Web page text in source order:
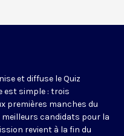
et diffuse le Quiz
est simple : trois
premières manches du
candidats pour la
revient à la fin du